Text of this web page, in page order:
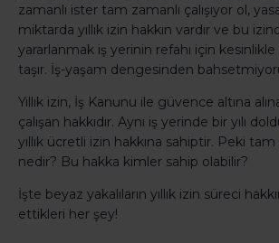
zamanlı ister tam zamanlı çalışıyor ol,
miktarda yıllık izin hakkın vardır ve bu
yararlanmak iş yerinin refahı için
taşır. İş-yaşam dengesinden
Yıllık izin, İş Kanunu ile güvence altına
çalışan hakkıdır. Aynı iş yerinde bir yılı
yıllık ücretli izin hakkına sahiptir. Peki tam
nedir? Bu hakka kimler sahip olabilir?
İşte beyaz yakalıların yıllık izin süreci
ettikleri her şey!